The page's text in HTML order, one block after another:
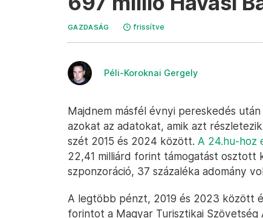
GAZDASÁG frissítve
Péli-Koroknai Gergely
Majdnem másfél évnyi pereskedés
azokat az adatokat, amik azt
szét 2015 és 2024 között. A 24.hu-hoz
22,41 milliárd forint támogatást osztott
szponzoráció, 37 százaléka adomány
A legtöbb pénzt, 2019 és 2023 között
forintot a Magyar Turisztikai